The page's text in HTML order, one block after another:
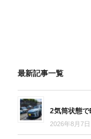
最新記事一覧
2気筒状態で
2026年8月7日